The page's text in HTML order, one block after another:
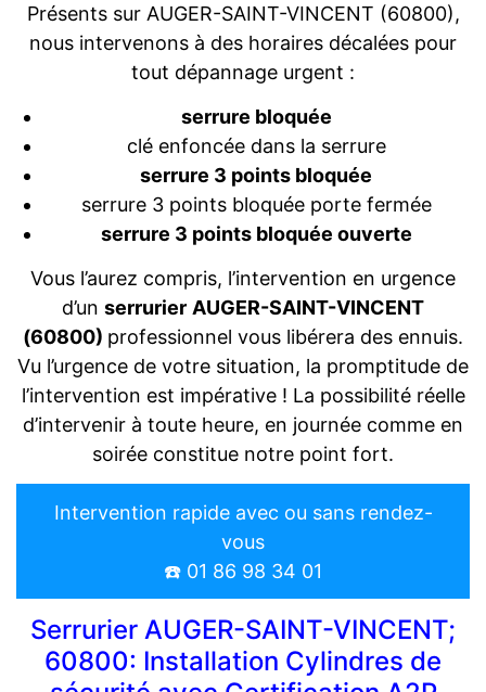
Présents sur AUGER-SAINT-VINCENT (60800),
nous intervenons à des horaires décalées pour
tout dépannage urgent :
serrure bloquée
clé enfoncée dans la serrure
serrure 3 points bloquée
serrure 3 points bloquée porte fermée
serrure 3 points bloquée ouverte
Vous l’aurez compris, l’intervention en urgence
d’un serrurier AUGER-SAINT-VINCENT
(60800) professionnel vous libérera des ennuis.
Vu l’urgence de votre situation, la promptitude de
l’intervention est impérative ! La possibilité réelle
d’intervenir à toute heure, en journée comme en
soirée constitue notre point fort.
Intervention rapide avec ou sans rendez-
vous
☎️ 01 86 98 34 01
Serrurier AUGER-SAINT-VINCENT;
60800: Installation Cylindres de